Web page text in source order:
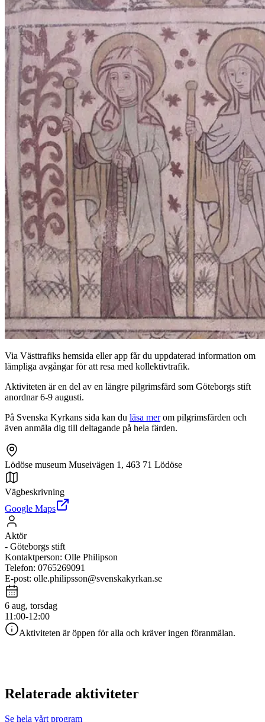
Via Västtrafiks hemsida eller app får du uppdaterad information om
lämpliga avgångar för att resa med kollektivtrafik.
Aktiviteten är en del av en längre pilgrimsfärd som Göteborgs stift
anordnar 6-9 augusti.
På Svenska Kyrkans sida kan du läsa merom pilgrimsfärden och
även anmäla dig till deltagande på hela färden.
Lödöse museum Museivägen 1, 463 71 Lödöse
Vägbeskrivning
Google Maps
Aktör
- Göteborgs stift
Kontaktperson: Olle Philipson
Telefon: 0765269091
E-post: olle.philipsson@svenskakyrkan.se
6 aug, torsdag
11:00-12:00
Aktiviteten är öppen för alla och kräver ingen föranmälan.
Relaterade aktiviteter
Se hela vårt program